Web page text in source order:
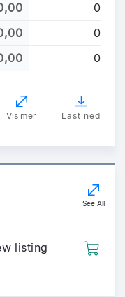
0
0
0
Vis mer Last ned
See All
listing